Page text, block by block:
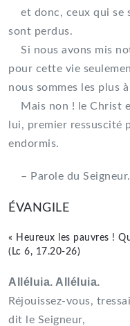
et donc, ceux qui se
sont perdus.
Si nous avons mis
pour cette vie
nous sommes les plus
Mais non ! le Christ
lui, premier ressuscité
endormis.
– Parole du Seigneur.
ÉVANGILE
« Heureux les pauvres !
(Lc 6, 17.20-26)
Alléluia. Alléluia.
Réjouissez-vous,
dit le Seigneur,